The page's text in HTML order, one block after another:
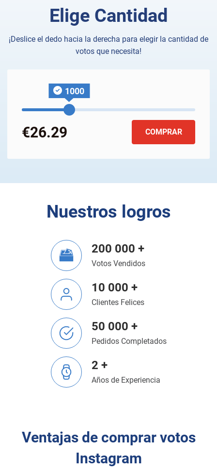
Elige Cantidad
¡Deslice el dedo hacia la derecha para elegir la cantidad de
votos que necesita!
1000
€26.29 COMPRAR
Nuestros logros
200 000 +
Votos Vendidos
10 000 +
Clientes Felices
50 000 +
Pedidos Completados
2 +
Años de Experiencia
Ventajas de comprar votos
Instagram